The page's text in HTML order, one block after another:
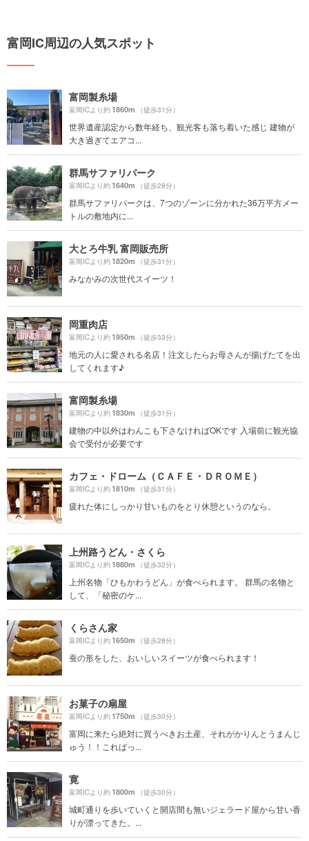
富岡IC周辺の人気スポット
富岡製糸場
富岡ICより約1860m （徒歩31分）
世界遺産認定から数年経ち、観光客も落ち着いた感じ 建物が
大き過ぎてエアコ...
群馬サファリパーク
富岡ICより約1640m （徒歩28分）
群馬サファリパークは、7つのゾーンに分かれた36万平方メー
トルの敷地内に...
大とろ牛乳 富岡販売所
富岡ICより約1820m （徒歩31分）
みなかみの次世代スイーツ！
岡重肉店
富岡ICより約1950m （徒歩33分）
地元の人に愛される名店！注文したらお母さんが揚げたてを出
してくれます♪
富岡製糸場
富岡ICより約1830m （徒歩31分）
建物の中以外はわんこも下さなければOKです 入場前に観光協
会で受付が必要です
カフェ・ドローム（ＣＡＦＥ・ＤＲＯＭＥ）
富岡ICより約1810m （徒歩31分）
疲れた体にしっかり甘いものをとり休憩というのなら。
上州路うどん・さくら
富岡ICより約1880m （徒歩32分）
上州名物「ひもかわうどん」が食べられます。 群馬の名物と
して、「秘密のケ...
くらさん家
富岡ICより約1650m （徒歩28分）
蚕の形をした、おいしいスイーツが食べられます！
お菓子の扇屋
富岡ICより約1750m （徒歩30分）
富岡に来たら絶対に買うべきお土産、それがかりんとうまんじ
ゅう！！こればっ...
寛
富岡ICより約1800m （徒歩30分）
城町通りを歩いていくと開店間も無いジェラード屋から甘い香
りが漂ってきた。...